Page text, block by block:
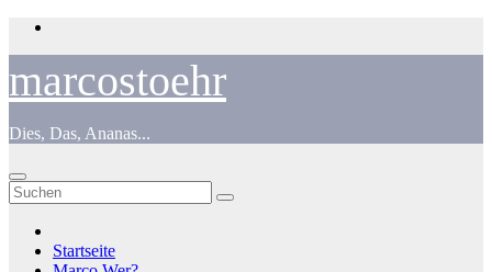
Zum
marcostoehr
Dies, Das, Ananas...
Startseite